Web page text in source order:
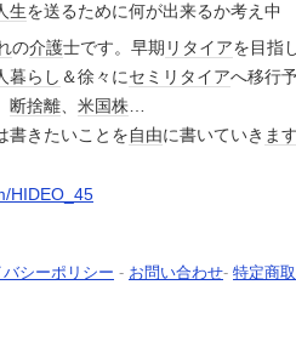
生を送るために何が出来るか考え中
の介護士です。早期 リタイアを目指
暮らし ＆徐々にセミリタイアへ移行
断捨離、 米国株…
書きたいことを自由に書いていき ま
HIDEO_45
バシーポリシー - お問い合わせ- 特定商